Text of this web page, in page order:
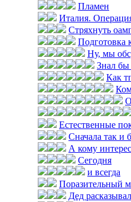
Пламен
Италия.
Стряхнуть
Подготовка
Ну, мы
Знал
Как
Естественные
Сначала так и
А кому
Сегодня
и всегда
Поразительный
Дед расказывал